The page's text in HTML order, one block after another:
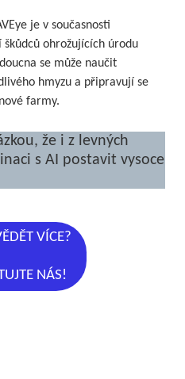
je v současnosti
škůdců ohrožujících úrodu
se může naučit
hmyzu a připravují se
farmy.
že i z levných
s AI postavit vysoce
VÍCE?
NÁS!